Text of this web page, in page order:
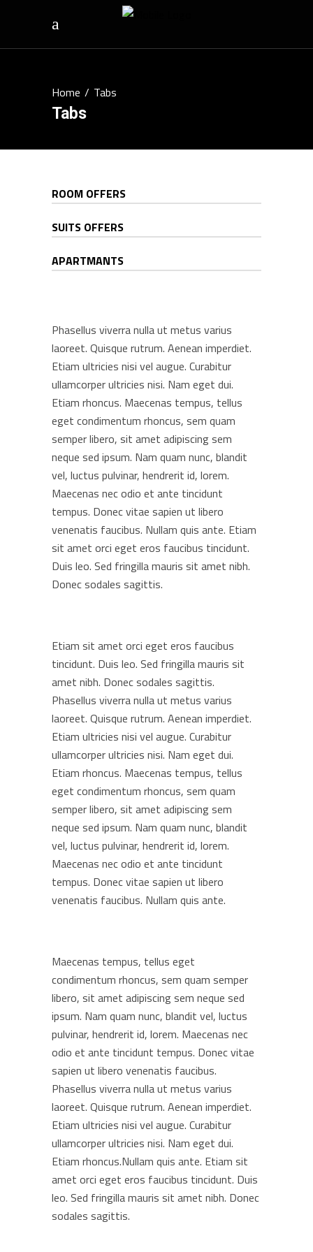
Home/Tabs
Tabs
ROOM OFFERS
SUITS OFFERS
APARTMANTS
Phasellus viverra nulla ut metus varius
laoreet. Quisque rutrum. Aenean imperdiet.
Etiam ultricies nisi vel augue. Curabitur
ullamcorper ultricies nisi. Nam eget dui.
Etiam rhoncus. Maecenas tempus, tellus
eget condimentum rhoncus, sem quam
semper libero, sit amet adipiscing sem
neque sed ipsum. Nam quam nunc, blandit
vel, luctus pulvinar, hendrerit id, lorem.
Maecenas nec odio et ante tincidunt
tempus. Donec vitae sapien ut libero
venenatis faucibus. Nullam quis ante. Etiam
sit amet orci eget eros faucibus tincidunt.
Duis leo. Sed fringilla mauris sit amet nibh.
Donec sodales sagittis.
Etiam sit amet orci eget eros faucibus
tincidunt. Duis leo. Sed fringilla mauris sit
amet nibh. Donec sodales sagittis.
Phasellus viverra nulla ut metus varius
laoreet. Quisque rutrum. Aenean imperdiet.
Etiam ultricies nisi vel augue. Curabitur
ullamcorper ultricies nisi. Nam eget dui.
Etiam rhoncus. Maecenas tempus, tellus
eget condimentum rhoncus, sem quam
semper libero, sit amet adipiscing sem
neque sed ipsum. Nam quam nunc, blandit
vel, luctus pulvinar, hendrerit id, lorem.
Maecenas nec odio et ante tincidunt
tempus. Donec vitae sapien ut libero
venenatis faucibus. Nullam quis ante.
Maecenas tempus, tellus eget
condimentum rhoncus, sem quam semper
libero, sit amet adipiscing sem neque sed
ipsum. Nam quam nunc, blandit vel, luctus
pulvinar, hendrerit id, lorem. Maecenas nec
odio et ante tincidunt tempus. Donec vitae
sapien ut libero venenatis faucibus.
Phasellus viverra nulla ut metus varius
laoreet. Quisque rutrum. Aenean imperdiet.
Etiam ultricies nisi vel augue. Curabitur
ullamcorper ultricies nisi. Nam eget dui.
Etiam rhoncus.Nullam quis ante. Etiam sit
amet orci eget eros faucibus tincidunt. Duis
leo. Sed fringilla mauris sit amet nibh. Donec
sodales sagittis.